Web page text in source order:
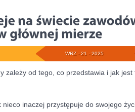
WRZ - 21 - 2025
zależy od tego, co przedstawia i jak
nieco inaczej przystępuje do swojego